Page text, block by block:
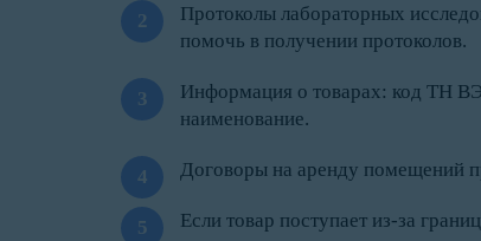
Протоколы лабораторных
помочь в получении протоколов.
Информация о товарах: код ТН
наименование.
Договоры на аренду помещений
Если товар поступает из-за